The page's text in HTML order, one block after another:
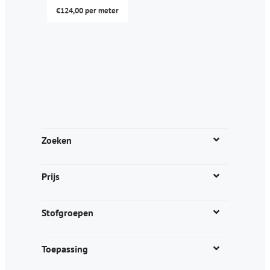
Zoeken
Prijs
Stofgroepen
Toepassing
€124,00per meter
kan
op
productpagina